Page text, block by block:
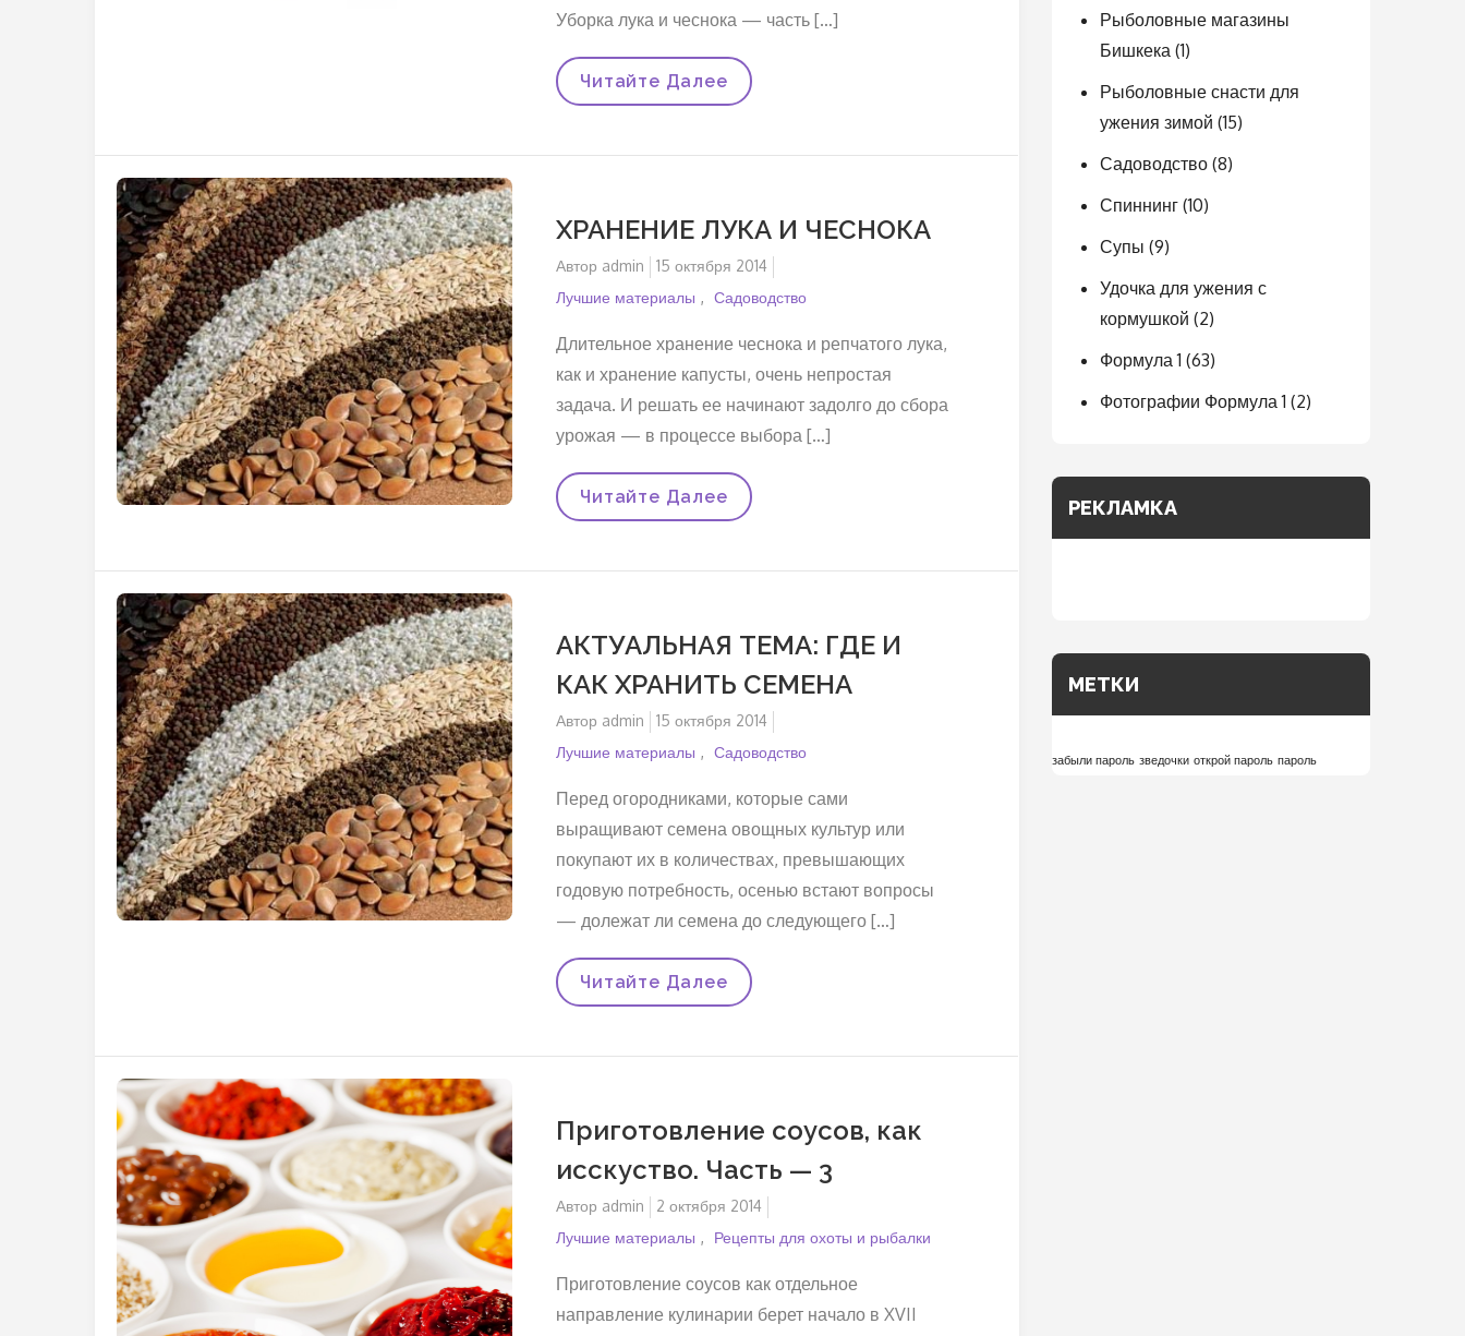
Уборка лука и чеснока — часть […]
УБОРКА
УРОЖАЯ
ЧЕСНОКА
ХРАНЕНИЮ
И
ЧЕСНОКА
Читайте Далее
ХРАНЕНИЕ ЛУКА И ЧЕСНОКА
Автор admin
Опубликовано
на
15 октября 2014
Лучшие материалы
Садоводство
Длительное хранение чеснока и репчатого лука,
как и хранение капусты, очень непростая
задача. И решать ее начинают задолго до сбора
урожая — в процессе выбора […]
ХРАНЕНИЕ
ЛУКА
Читайте Далее
АКТУАЛЬНАЯ ТЕМА: ГДЕ И
КАК ХРАНИТЬ СЕМЕНА
Автор admin
Опубликовано
на
15 октября 2014
Лучшие материалы
Садоводство
Перед огородниками, которые сами
выращивают семена овощных культур или
покупают их в количествах, превышающих
годовую потребность, осенью встают вопросы
— долежат ли семена до следующего […]
АКТУАЛЬНАЯ
ТЕМА:
КАК
Читайте Далее
Приготовление соусов, как
исскуство. Часть — 3
Автор admin
Опубликовано
на
2 октября 2014
Лучшие материалы
Рецепты для охоты и рыбалки
Приготовление соусов как отдельное
направление кулинарии берет начало в XVII
Рыболовные магазины
Бишкека (1)
Рыболовные снасти для
ужения зимой (15)
Садоводство(8)
Спиннинг(10)
Супы (9)
Удочка для ужения с
кормушкой (2)
Формула 1 (63)
Фотографии Формула 1 (2)
РЕКЛАМКА
МЕТКИ
забыли пароль зведочки открой пароль пароль